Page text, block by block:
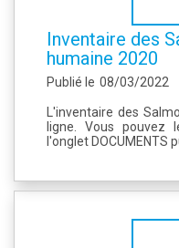
Inventaire des
humaine 2020
Publié le 08/03/2022
L'inventaire des
ligne. Vous pouvez
l'onglet DOCUMENTS